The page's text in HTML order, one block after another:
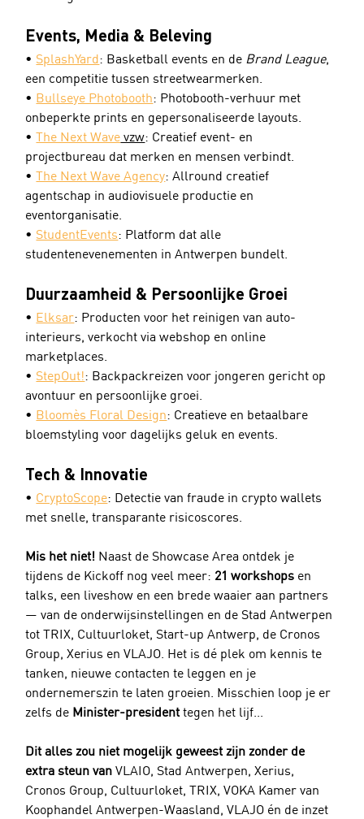
Events, Media & Beleving
• SplashYard: Basketball events en de Brand League,
een competitie tussen streetwearmerken.
• Bullseye Photobooth: Photobooth-verhuur met
onbeperkte prints en gepersonaliseerde layouts.
• The Next Wave vzw: Creatief event- en
projectbureau dat merken en mensen verbindt.
• The Next Wave Agency: Allround creatief
agentschap in audiovisuele productie en
eventorganisatie.
• StudentEvents: Platform dat alle
studentenevenementen in Antwerpen bundelt.
Duurzaamheid & Persoonlijke Groei
• Elksar: Producten voor het reinigen van auto-
interieurs, verkocht via webshop en online
marketplaces.
• StepOut!: Backpackreizen voor jongeren gericht op
avontuur en persoonlijke groei.
• Bloomès Floral Design: Creatieve en betaalbare
bloemstyling voor dagelijks geluk en events.
Tech & Innovatie
• CryptoScope: Detectie van fraude in crypto wallets
met snelle, transparante risicoscores.
Mis het niet! Naast de Showcase Area ontdek je
tijdens de Kickoff nog veel meer: 21 workshops en
talks, een liveshow en een brede waaier aan partners
— van de onderwijsinstellingen en de Stad Antwerpen
tot TRIX, Cultuurloket, Start-up Antwerp, de Cronos
Group, Xerius en VLAJO. Het is dé plek om kennis te
tanken, nieuwe contacten te leggen en je
ondernemerszin te laten groeien. Misschien loop je er
zelfs de Minister-president tegen het lijf...
Dit alles zou niet mogelijk geweest zijn zonder de
extra steun van VLAIO, Stad Antwerpen, Xerius,
Cronos Group, Cultuurloket, TRIX, VOKA Kamer van
Koophandel Antwerpen-Waasland, VLAJO én de inzet